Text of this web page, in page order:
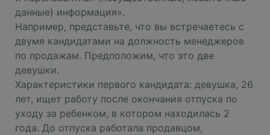
данные) информация».
Например, представьте, что вы встречаетесь с
двумя кандидатами на должность менеджеров
по продажам. Предположим, что это две
девушки.
Характеристики первого кандидата: девушка, 26
лет, ищет работу после окончания отпуска по
уходу за ребенком, в котором находилась 2
года. До отпуска работала продавцом,